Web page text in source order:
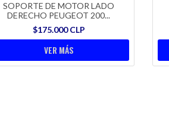
SOPORTE DE MOTOR LADO
DERECHO PEUGEOT 200...
$175.000 CLP
VER MÁS